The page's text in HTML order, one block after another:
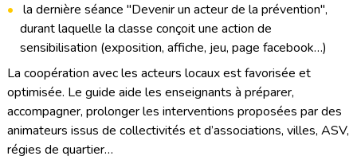
la dernière séance "Devenir un acteur de la prévention",
durant laquelle la classe conçoit une action de
sensibilisation (exposition, affiche, jeu, page facebook…)
La coopération avec les acteurs locaux est favorisée et
optimisée. Le guide aide les enseignants à préparer,
accompagner, prolonger les interventions proposées par des
animateurs issus de collectivités et d’associations, villes, ASV,
régies de quartier…